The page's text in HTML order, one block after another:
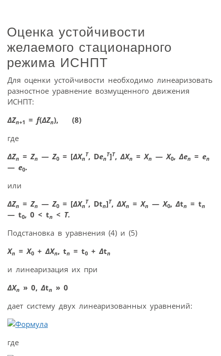
Оценка устойчивости
желаемого стационарного
режима ИСНПТ
Для оценки устойчивости необходимо линеаризовать
разностное уравнение возмущенного движения
ИСНПТ:
ΔZn+1 = f(ΔZn), (8)
где
ΔZn =Zn —Z0 = [ΔXn
T, Den
T]T,ΔXn =Xn —X0,Δen = en
— e0.
или
ΔZn =Zn —Z0 = [ΔXn
T, Dtn]T,ΔXn =Xn —X0,Δtn = tn
— t0, 0 < tn < T.
Подстановка в уравнения (4) и (5)
Xn =X0 +ΔXn, tn = t0 +Δtn
и линеаризация их при
ΔXn » 0,Δtn » 0
дает систему двух линеаризованных уравнений:
где